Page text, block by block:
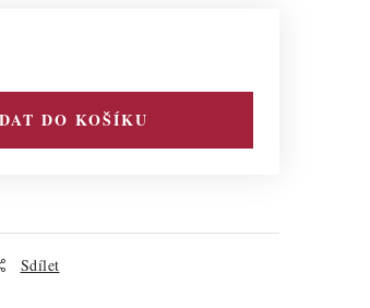
DO KOŠÍKU
Sdílet